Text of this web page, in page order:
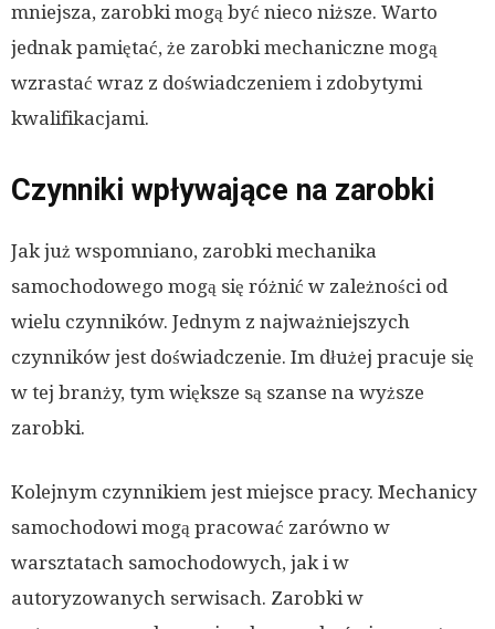
mniejsza, zarobki mogą być nieco niższe. Warto
jednak pamiętać, że zarobki mechaniczne mogą
wzrastać wraz z doświadczeniem i zdobytymi
kwalifikacjami.
Czynniki wpływające na zarobki
Jak już wspomniano, zarobki mechanika
samochodowego mogą się różnić w zależności od
wielu czynników. Jednym z najważniejszych
czynników jest doświadczenie. Im dłużej pracuje się
w tej branży, tym większe są szanse na wyższe
zarobki.
Kolejnym czynnikiem jest miejsce pracy. Mechanicy
samochodowi mogą pracować zarówno w
warsztatach samochodowych, jak i w
autoryzowanych serwisach. Zarobki w